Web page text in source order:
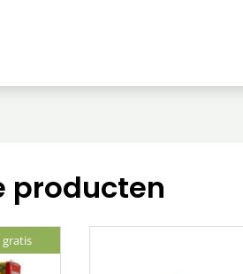
producten
gratis